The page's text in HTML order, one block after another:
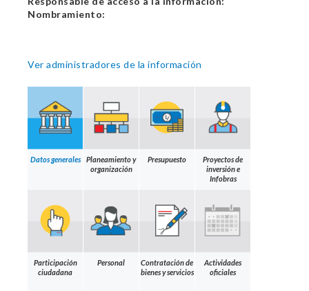
Nombramiento:
Ver administradores de la información
Datos generales
Planeamiento y
organización
Presupuesto
Proyectos de
inversión e
Infobras
Participación
ciudadana
Personal
Contratación de
bienes y servicios
Actividades
oficiales